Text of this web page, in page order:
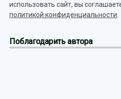
использовать сайт, вы
политикой конфиденциальности
Поблагодарить автора